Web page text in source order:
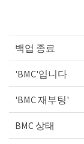
백업 종료
'BMC'입니다
'BMC 재부팅'
BMC 상태